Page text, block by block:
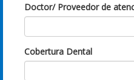
Doctor/ Proveedor de
Cobertura Dental